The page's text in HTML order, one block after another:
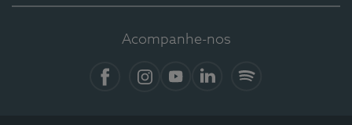
Acompanhe-nos